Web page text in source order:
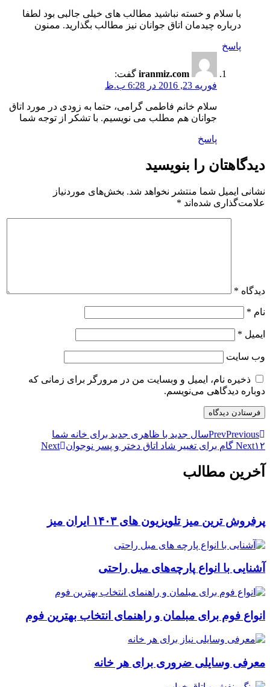
با سلام و خسته نباشید مطالب های خیلی جالبی بود لطفا
درباره چیدمان اتاق جوانان نیز مطالب بگذارید. ممنون
پاسخ
iranmiz.com گفت:
فوریه 23, 2016 در 6:28 ب.ظ
سلام خانم فاطمی گرامی، حتما به زودی در مورد اتاق
جوانان هم مطلب می نویسیم. با تشکر از توجه شما
پاسخ
دیدگاهتان را بنویسید
نشانی ایمیل شما منتشر نخواهد شد. بخش‌های موردنیاز
علامت‌گذاری شده‌اند *
دیدگاه *
نام *
ایمیل *
وب‌ سایت
ذخیره نام، ایمیل و وبسایت من در مرورگر برای زمانی که
دوباره دیدگاهی می‌نویسم.
PrevPrevious
سال جدید با ظاهری جدید برای خانه شما
Next۱۲ گام برای تغییر شاد اتاق دختر و پسر نوجوان Next
آخرین مطالب
پرفروش ترین میز تلویزیون های ۱۴۰۳ ایران میز
آشنایی با انواع پارچه‌های مبل راحتی
انواع فوم برای مبلمان و راهنمای انتخاب بهترین فوم
معرفی وسایلی ضروری برای هر خانه